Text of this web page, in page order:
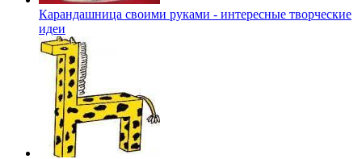
Карандашница своими руками - интересные творческие
идеи